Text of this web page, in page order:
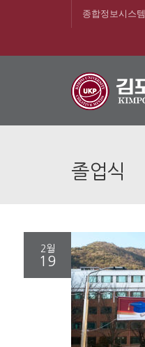
종합정보시스템
졸업식
2월
19